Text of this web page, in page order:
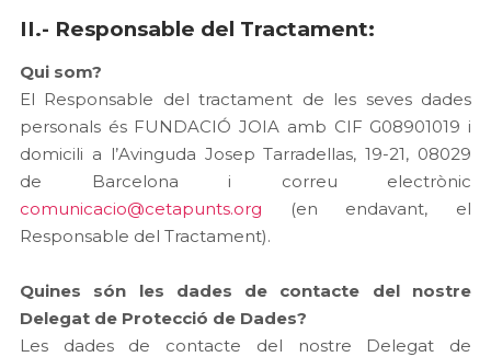
II.- Responsable del Tractament:
Qui som?
El Responsable del tractament de les seves dades
personals és FUNDACIÓ JOIA amb CIF G08901019 i
domicili a l’Avinguda Josep Tarradellas, 19-21, 08029
de Barcelona i correu electrònic
comunicacio@cetapunts.org (en endavant, el
Responsable del Tractament).
Quines són les dades de contacte del nostre
Delegat de Protecció de Dades?
Les dades de contacte del nostre Delegat de